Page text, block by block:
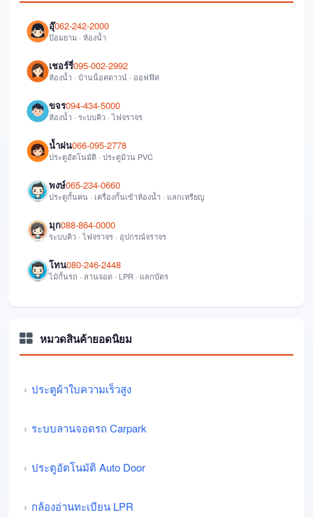
อุ๊062-242-2000
ป้อมยาม · ห้องน้ำ
เชอร์รี่095-002-2992
ห้องน้ำ · บ้านน็อคดาวน์ · ออฟฟิศ
ขจร094-434-5000
ห้องน้ำ · ระบบคิว · ไฟจราจร
น้ำฝน066-095-2778
ประตูอัตโนมัติ · ประตูม้วน PVC
พงษ์065-234-0660
ประตูกั้นคน · เครื่องกั้นเข้าห้องน้ำ · แลกเหรียญ
มุก088-864-0000
ระบบคิว · ไฟจราจร · อุปกรณ์จราจร
โทน080-246-2448
ไม้กั้นรถ · ลานจอด · LPR · แลกบัตร
หมวดสินค้ายอดนิยม
ประตูผ้าใบความเร็วสูง
ระบบลานจอดรถ Carpark
ประตูอัตโนมัติ Auto Door
กล้องอ่านทะเบียน LPR